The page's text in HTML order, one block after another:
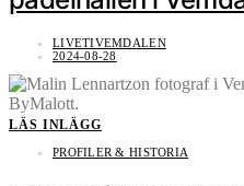
LIVETIVEMDALEN
2024-08-28
LÄS INLÄGG
PROFILER & HISTORIA